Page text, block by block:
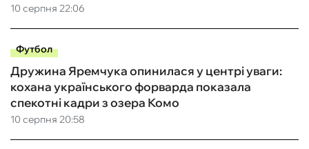
10 серпня 22:06
Футбол
10 серпня 20:58
Дружина Яремчука опинилася у центрі уваги:
кохана українського форварда показала
спекотні кадри з озера Комо